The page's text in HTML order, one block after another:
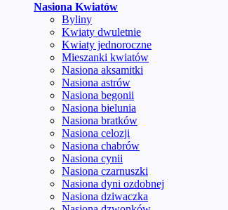
Nasiona Kwiatów
Byliny
Kwiaty dwuletnie
Kwiaty jednoroczne
Mieszanki kwiatów
Nasiona aksamitki
Nasiona astrów
Nasiona begonii
Nasiona bielunia
Nasiona bratków
Nasiona celozji
Nasiona chabrów
Nasiona cynii
Nasiona czarnuszki
Nasiona dyni ozdobnej
Nasiona dziwaczka